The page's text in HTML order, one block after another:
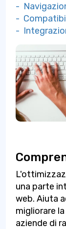
-
-
-
una parte
web. Aiuta
migliorare
aziende di